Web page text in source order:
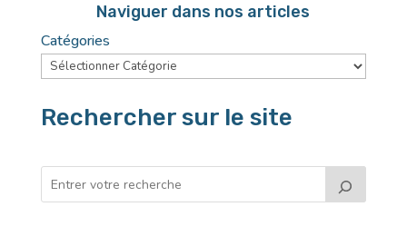
Naviguer dans nos articles
Catégories
Rechercher sur le site